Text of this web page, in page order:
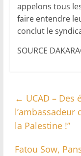
appelons tous
faire entendre
conclut le
SOURCE
← UCAD –
l’ambassadeur
la Palestine !”
Fatou Sow,